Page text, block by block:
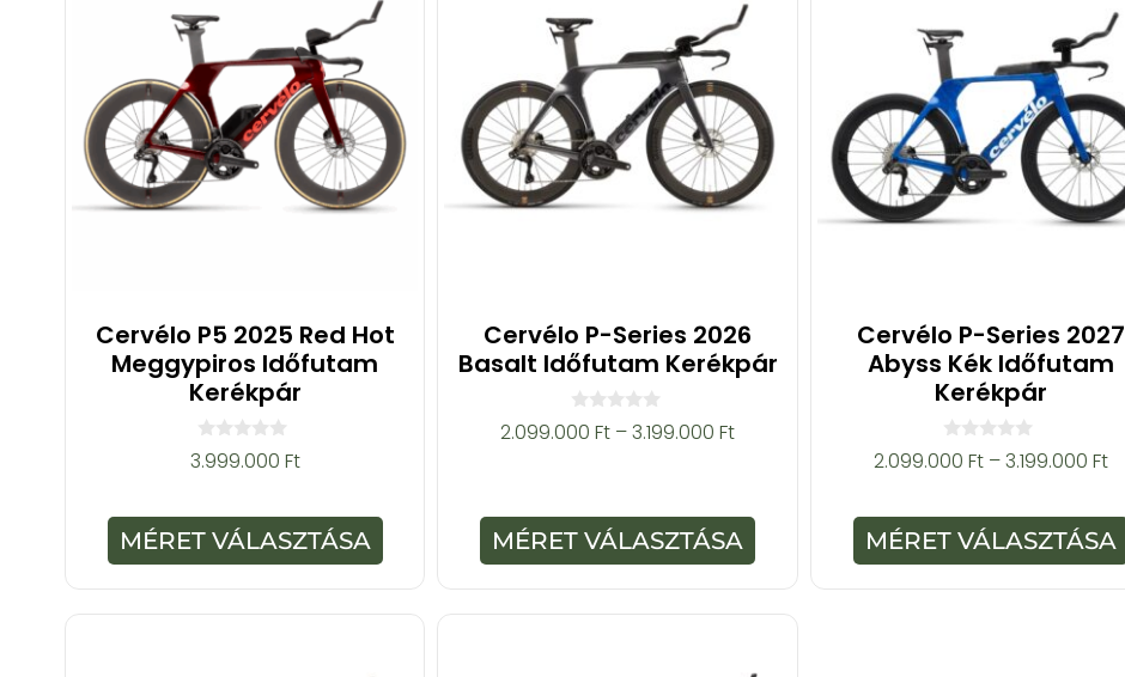
Cervélo P5 2025 Red Hot
Meggypiros Időfutam
Kerékpár
0
a
-
b
ő
l
3.999.000 Ft
MÉRET VÁLASZTÁSA
Cervélo P-Series 2026
Basalt Időfutam Kerékpár
0
a
l
2.099.000Ft –3.199.000Ft
MÉRET VÁLASZTÁSA
Cervélo P-Series 2027
Abyss Kék Időfutam
Kerékpár
0
a
-
b
ő
l
2.099.000 Ft –3.199.000 Ft
MÉRET VÁLASZTÁSA